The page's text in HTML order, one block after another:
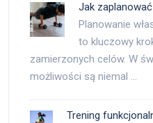
Jak
Planowanie
to kluczowy
zamierzonych celów. W
możliwości są niemal …
Trening